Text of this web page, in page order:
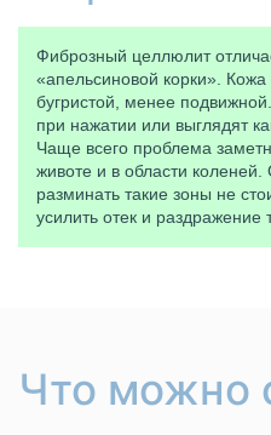
Фиброзный целлюлит
«апельсиновой корки». Кожа
бугристой, менее
при нажатии или выглядят
Чаще всего проблема
животе и в области
разминать такие зоны не
усилить отек и раздражение
Что можно